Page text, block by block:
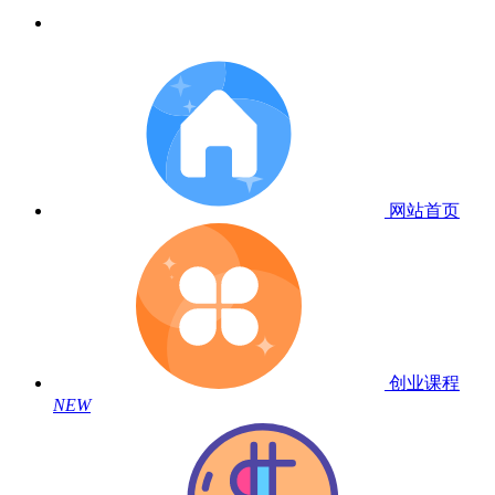
网站首页
创业课程
NEW